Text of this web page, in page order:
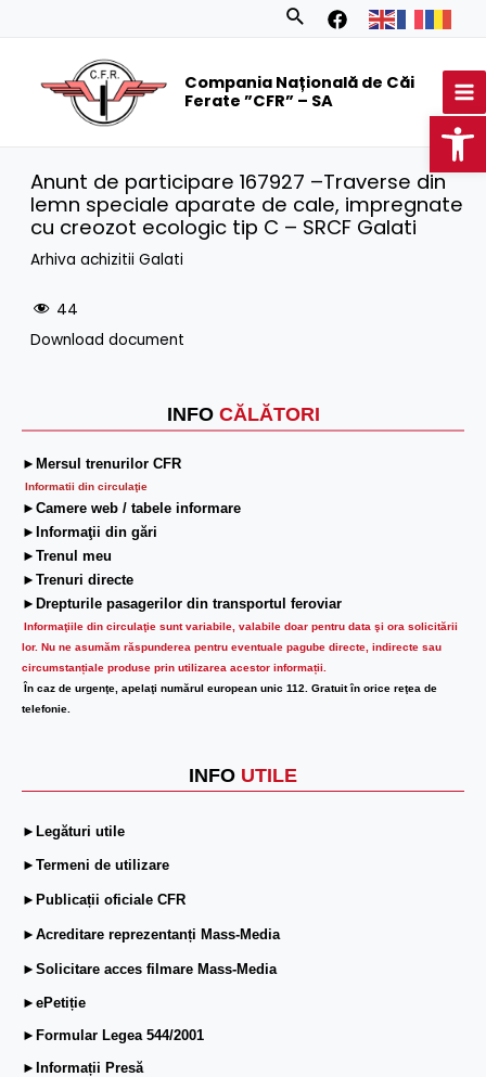
Search
Compania Națională de Căi
Ferate ”CFR” – SA
INFO CĂLĂTORI
►Mersul trenurilor CFR
Informatii din circulaţie
►Camere web / tabele informare
►Informaţii din gări
►Trenul meu
►Trenuri directe
►Drepturile pasagerilor din transportul feroviar
Informaţiile din circulaţie sunt variabile, valabile doar pentru data şi ora solicitării
lor. Nu ne asumăm răspunderea pentru eventuale pagube directe, indirecte sau
circumstanțiale produse prin utilizarea acestor informații.
În caz de urgenţe, apelaţi numărul european unic 112. Gratuit în orice reţea de
telefonie.
INFO UTILE
►Legături utile
►Termeni de utilizare
►Publicații oficiale CFR
►Acreditare reprezentanți Mass-Media
►Solicitare acces filmare Mass-Media
►ePetiție
►Formular Legea 544/2001
►Informații Presă
Anunt de participare 167927 –Traverse din
lemn speciale aparate de cale, impregnate
cu creozot ecologic tip C – SRCF Galati
Arhiva achizitii Galati
44
Download document